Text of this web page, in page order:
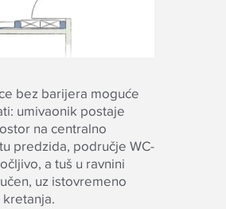
bez barijera moguće
umivaonik postaje
na centralno
predzida, područje WC-
a tuš u ravnini
uz istovremeno